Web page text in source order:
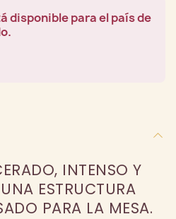
disponible para el país de
INTENSO Y
ESTRUCTURA
PARA LA MESA.